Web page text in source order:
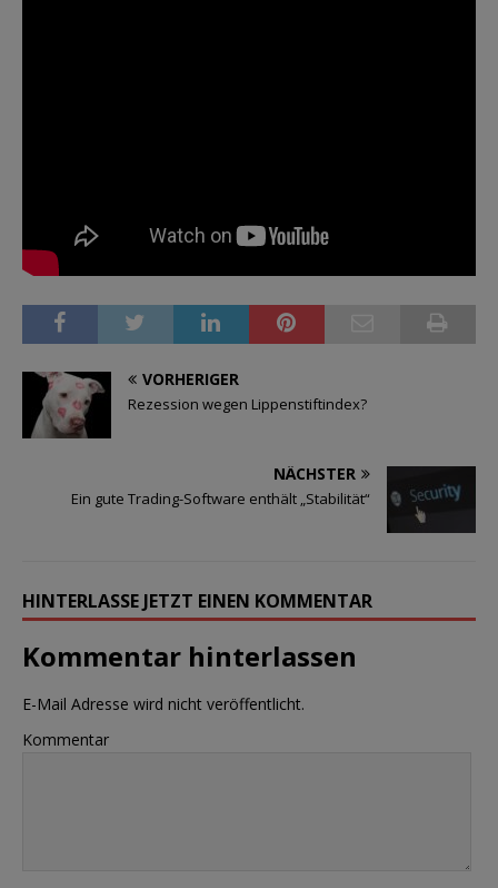
VORHERIGER
Rezession wegen Lippenstiftindex?
NÄCHSTER
Ein gute Trading-Software enthält „Stabilität“
HINTERLASSE JETZT EINEN KOMMENTAR
Kommentar hinterlassen
E-Mail Adresse wird nicht veröffentlicht.
Kommentar